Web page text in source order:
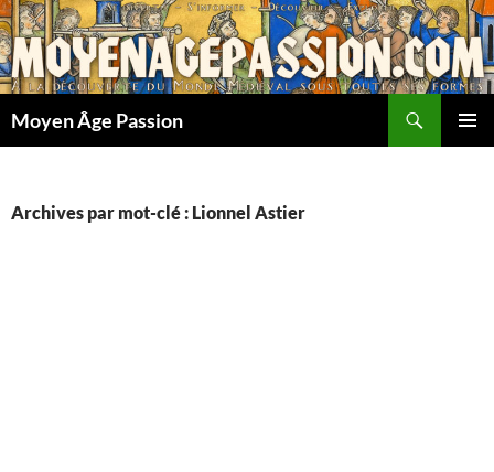
Aller
au
contenu
Moyen Âge Passion
Archives par mot-clé : Lionnel Astier